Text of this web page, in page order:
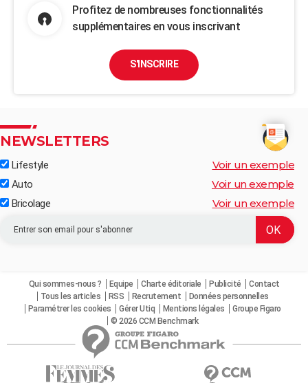
Profitez de nombreuses fonctionnalités
supplémentaires en vous inscrivant
S'INSCRIRE
NEWSLETTERS
Lifestyle Voir un exemple
Auto Voir un exemple
Bricolage Voir un exemple
Qui sommes-nous ? Equipe Charte éditoriale Publicité
Contact
Tous les articles
RSS Recrutement
Données personnelles
Paramétrer les cookies
Gérer Utiq Mentions légales
Groupe Figaro
© 2026 CCM Benchmark